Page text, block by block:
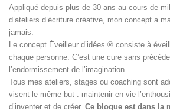
Appliqué depuis plus de 30 ans au cours de
d’ateliers d’écriture créative, mon concept a
jamais.
Le concept Éveilleur d’idées ® consiste à
chaque personne. C’est une cure sans
l’endormissement de l’imagination.
Tous mes ateliers, stages ou coaching sont
visent le même but : maintenir en vie
d’inventer et de créer. Ce blogue est dans la